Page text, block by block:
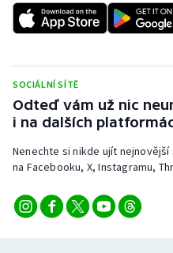
Sportovní střelba
Triatlon
Veslování
Vodní slalom
Volejbal
Ostatní
SOCIÁLNÍ SÍTĚ
Odteď vám už nic
i na dalších
Nenechte si nikde ujít
na Facebooku, X, Instagramu,